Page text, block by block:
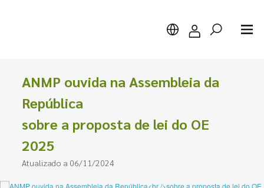
Pesquisar
ANMP ouvida na Assembleia da
República
sobre a proposta de lei do OE
2025
Atualizado a 06/11/2024